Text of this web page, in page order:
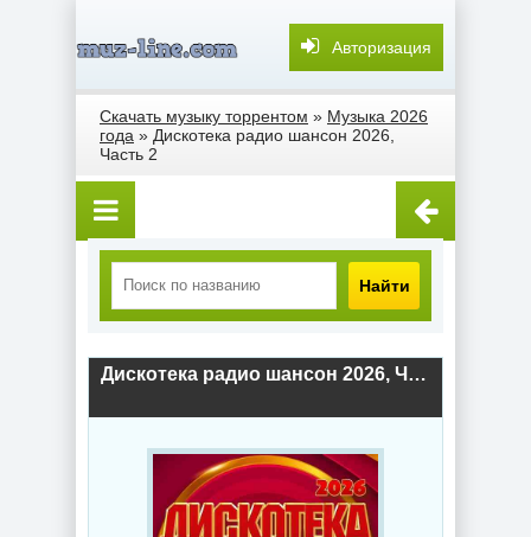
Авторизация
Скачать музыку торрентом » Музыка 2026
года » Дискотека радио шансон 2026,
Часть 2
Найти
Дискотека радио шансон 2026, Часть 2 (2026) скачать торрент